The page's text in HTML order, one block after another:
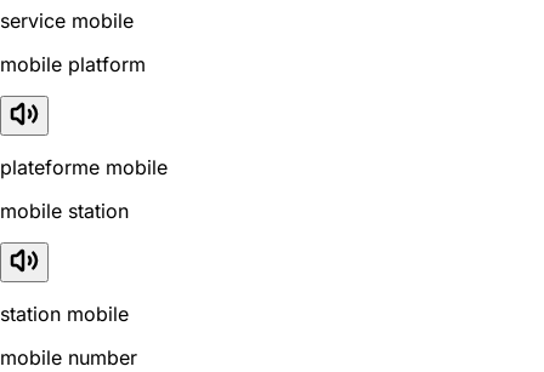
service mobile
mobile platform
plateforme mobile
mobile station
station mobile
mobile number